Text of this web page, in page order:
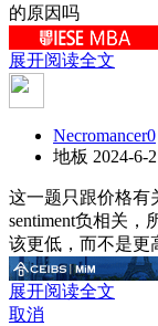
的原因吗
展开阅读全文
Necromancer0
地板 2024-6-
这一题只跟价格有
sentiment负相关，
该更低，而不是更
展开阅读全文
取消